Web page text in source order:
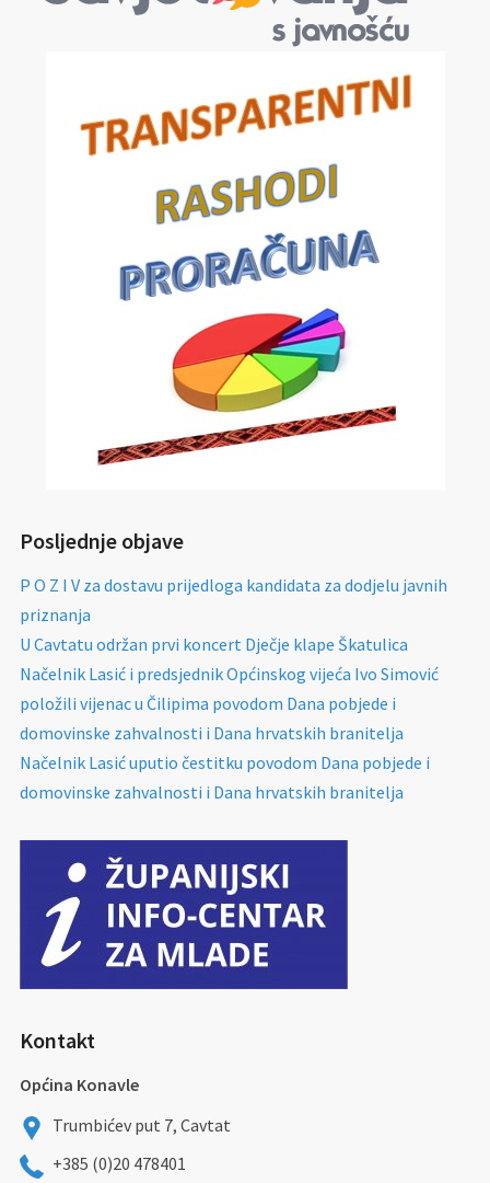
Posljednje objave
P O Z I V za dostavu prijedloga kandidata za dodjelu javnih
priznanja
U Cavtatu održan prvi koncert Dječje klape Škatulica
Načelnik Lasić i predsjednik Općinskog vijeća Ivo Simović
položili vijenac u Čilipima povodom Dana pobjede i
domovinske zahvalnosti i Dana hrvatskih branitelja
Načelnik Lasić uputio čestitku povodom Dana pobjede i
domovinske zahvalnosti i Dana hrvatskih branitelja
Kontakt
Općina Konavle
Trumbićev put 7, Cavtat
+385 (0)20 478401